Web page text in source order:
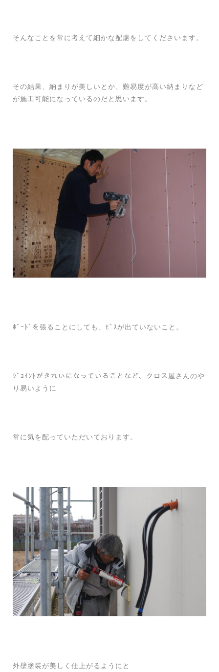
そんなことを常に考えて細かな配慮をしてくださいます。
その結果、納まりが美しいとか、難易度が高い納まりなど
が施工可能になっているのだと思います。
ﾎﾞｰﾄﾞを張ることにしても、ﾋﾞｽが出ていないこと。
ｼﾞｮｲﾝﾄがきれいになっていることなど、クロス屋さんのや
り易いように
常に気を配っていただいております。
外壁塗装が美しく仕上がるようにと